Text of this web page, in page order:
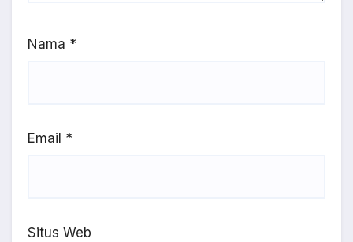
Nama *
Email *
Situs Web